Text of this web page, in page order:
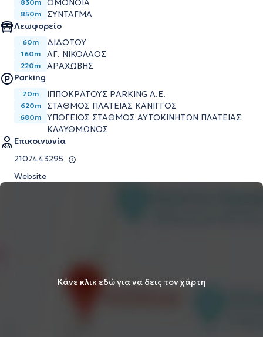
830m ΟΜΌΝΟΙΑ
850m
ΣΎΝΤΑΓΜΑ
Λεωφορείο
60m ΔΙΔΟΤΟΥ
160m ΑΓ. ΝΙΚΟΛΑΟΣ
220m
ΑΡΑΧΩΒΗΣ
Parking
70m ΙΠΠΟΚΡΆΤΟΥΣ PARKING Α.Ε.
620m ΣΤΑΘΜΌΣ ΠΛΑΤΕΊΑΣ ΚΆΝΙΓΓΟΣ
680m
ΥΠΌΓΕΙΟΣ ΣΤΑΘΜΌΣ ΑΥΤΟΚΙΝΉΤΩΝ ΠΛΑΤΕΊΑΣ
ΚΛΑΥΘΜΏΝΟΣ
Επικοινωνία
2107443295
Website
Κάνε κλικ εδώ για να δεις τον χάρτη